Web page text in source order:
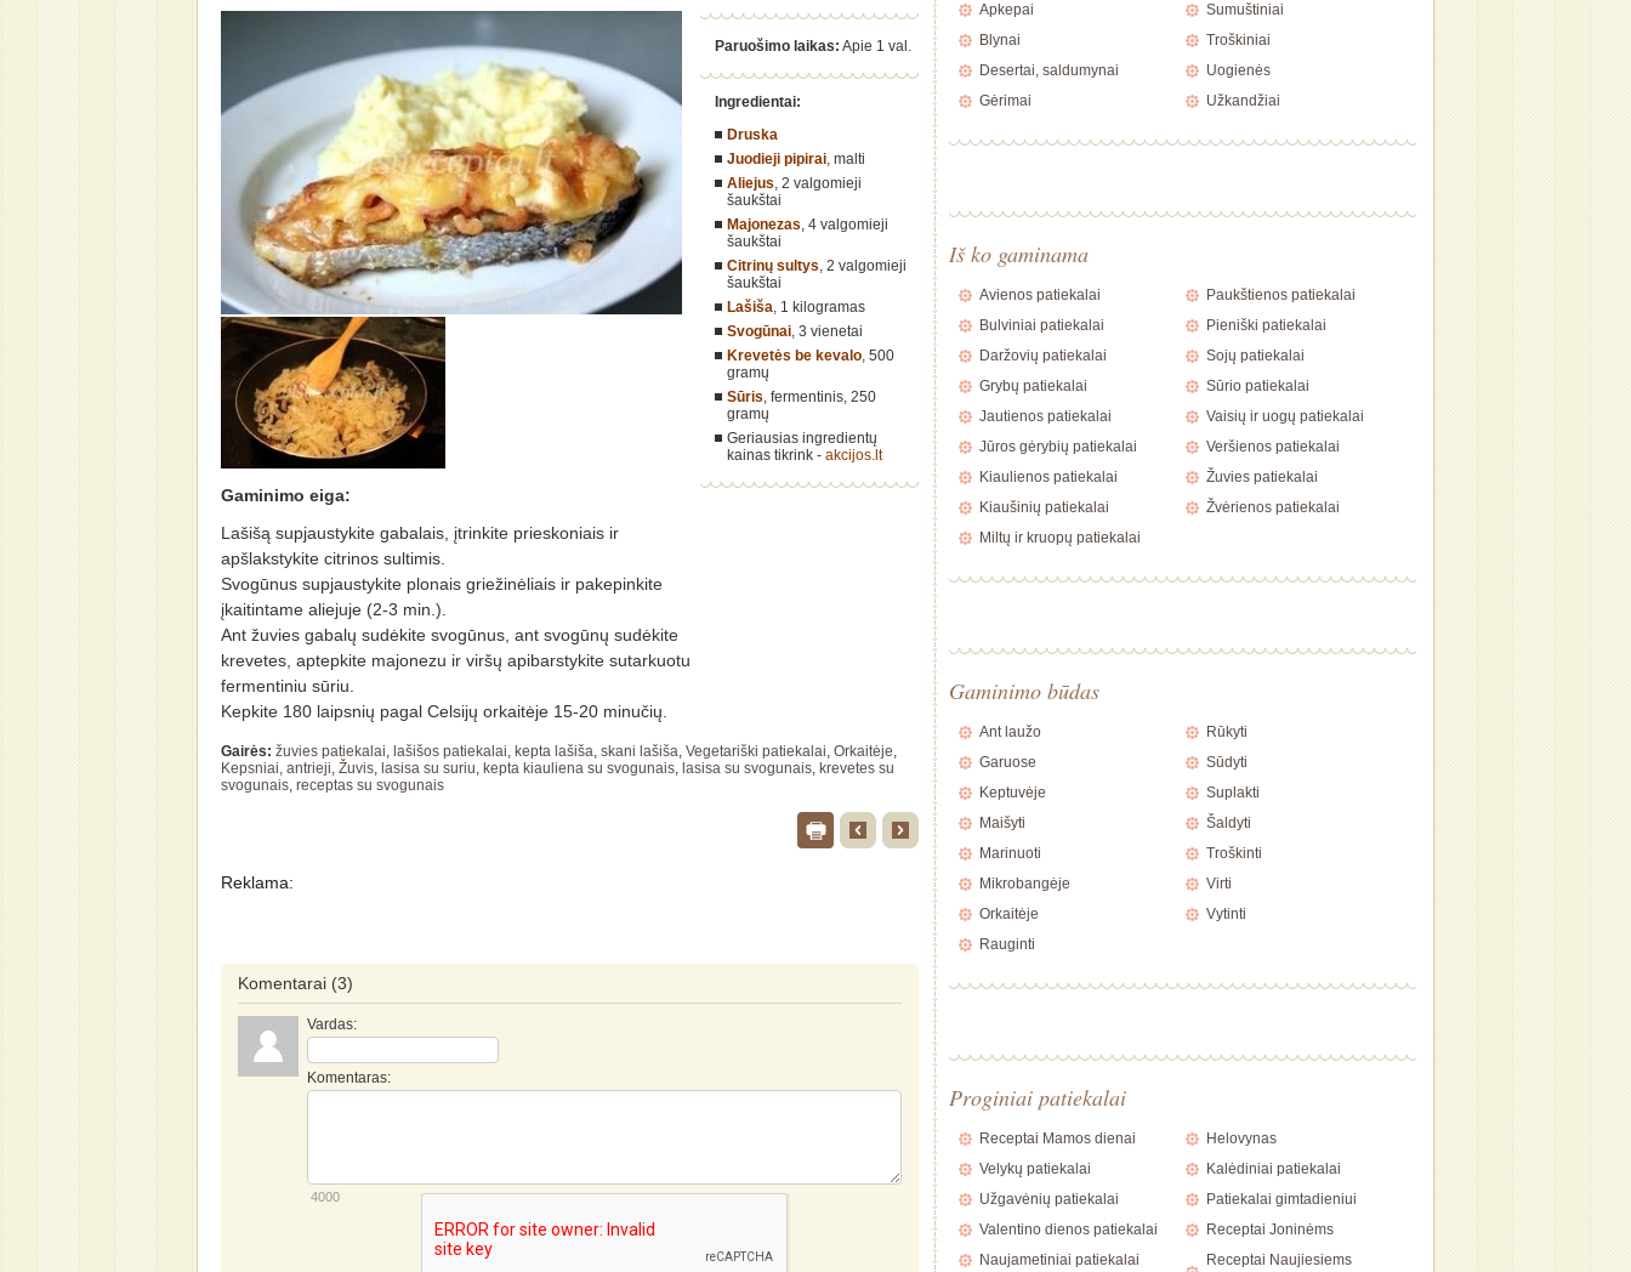
Gaminimo eiga:
Lašišą supjaustykite gabalais, įtrinkite prieskoniais ir
apšlakstykite citrinos sultimis.
Svogūnus supjaustykite plonais griežinėliais ir pakepinkite
įkaitintame aliejuje (2-3 min.).
Ant žuvies gabalų sudėkite svogūnus, ant svogūnų sudėkite
krevetes, aptepkite majonezu ir viršų apibarstykite sutarkuotu
fermentiniu sūriu.
Kepkite 180 laipsnių pagal Celsijų orkaitėje 15-20 minučių.
Paruošimo laikas: Apie 1 val.
Ingredientai:
Druska
Juodieji pipirai, malti
Aliejus, 2 valgomieji
šaukštai
Majonezas, 4 valgomieji
šaukštai
Citrinų sultys, 2 valgomieji
šaukštai
Lašiša, 1 kilogramas
Svogūnai, 3 vienetai
Krevetės be kevalo, 500
gramų
Sūris, fermentinis, 250
gramų
Geriausias ingredientų
kainas tikrink - akcijos.lt
Gairės: žuvies patiekalai, lašišos patiekalai, kepta lašiša, skani lašiša, Vegetariški patiekalai, Orkaitėje,
Kepsniai, antrieji, Žuvis, lasisa su suriu, kepta kiauliena su svogunais, lasisa su svogunais, krevetes su
svogunais, receptas su svogunais
Reklama:
Komentarai (3)
Vardas:
Komentaras:
4000
Apkepai
Blynai
Desertai, saldumynai
Gėrimai
Sumuštiniai
Troškiniai
Uogienės
Užkandžiai
Iš ko gaminama
Avienos patiekalai
Bulviniai patiekalai
Daržovių patiekalai
Grybų patiekalai
Jautienos patiekalai
Jūros gėrybių patiekalai
Kiaulienos patiekalai
Kiaušinių patiekalai
Miltų ir kruopų patiekalai
Paukštienos patiekalai
Pieniški patiekalai
Sojų patiekalai
Sūrio patiekalai
Vaisių ir uogų patiekalai
Veršienos patiekalai
Žuvies patiekalai
Žvėrienos patiekalai
Gaminimo būdas
Ant laužo
Garuose
Keptuvėje
Maišyti
Marinuoti
Mikrobangėje
Orkaitėje
Rauginti
Rūkyti
Sūdyti
Suplakti
Šaldyti
Troškinti
Virti
Vytinti
Proginiai patiekalai
Receptai Mamos dienai
Velykų patiekalai
Užgavėnių patiekalai
Valentino dienos patiekalai
Naujametiniai patiekalai
Helovynas
Kalėdiniai patiekalai
Patiekalai gimtadieniui
Receptai Joninėms
Receptai Naujiesiems